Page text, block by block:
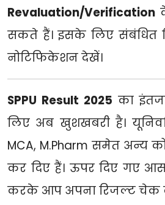
Revaluation/Verification
सकते हैं। इसके लिए संबंधित
नोटिफिकेशन देखें।
SPPU Result 2025 का
लिए अब खुशखबरी है।
MCA, M.Pharm समेत अन्य
कर दिए हैं। ऊपर दिए गए
करके आप अपना रिजल्ट चेक